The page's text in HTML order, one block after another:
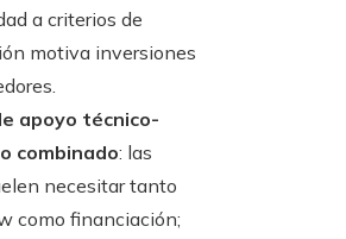
a criterios de
motiva inversiones
apoyo técnico-
combinado: las
necesitar tanto
como financiación;